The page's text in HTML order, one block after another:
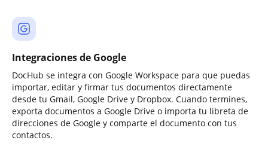
Integraciones de Google
DocHub se integra con Google Workspace para que puedas
importar, editar y firmar tus documentos directamente
desde tu Gmail, Google Drive y Dropbox. Cuando termines,
exporta documentos a Google Drive o importa tu libreta de
direcciones de Google y comparte el documento con tus
contactos.